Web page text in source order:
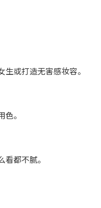
或打造无害感妆容。
。
都不腻。